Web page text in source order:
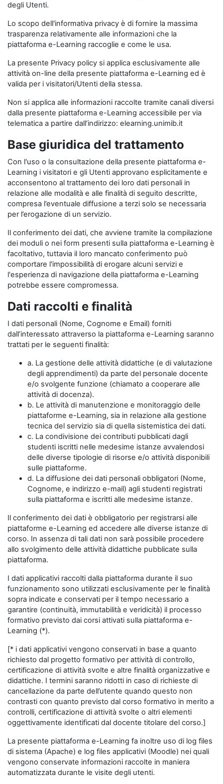
degli Utenti.
Lo scopo dell'informativa privacy è di fornire la massima
trasparenza relativamente alle informazioni che la
piattaforma e-Learning raccoglie e come le usa.
La presente Privacy policy si applica esclusivamente alle
attività on-line della presente piattaforma e-Learning ed è
valida per i visitatori/Utenti della stessa.
Non si applica alle informazioni raccolte tramite canali diversi
dalla presente piattaforma e-Learning accessibile per via
telematica a partire dall’indirizzo: elearning.unimib.it
Base giuridica del trattamento
Con l'uso o la consultazione della presente piattaforma e-
Learning i visitatori e gli Utenti approvano esplicitamente e
acconsentono al trattamento dei loro dati personali in
relazione alle modalità e alle finalità di seguito descritte,
compresa l’eventuale diffusione a terzi solo se necessaria
per l’erogazione di un servizio.
Il conferimento dei dati, che avviene tramite la compilazione
dei moduli o nei form presenti sulla piattaforma e-Learning è
facoltativo, tuttavia il loro mancato conferimento può
comportare l'impossibilità di erogare alcuni servizi e
l'esperienza di navigazione della piattaforma e-Learning
potrebbe essere compromessa.
Dati raccolti e finalità
I dati personali (Nome, Cognome e Email) forniti
dall’interessato attraverso la piattaforma e-Learning saranno
trattati per le seguenti finalità:
a. La gestione delle attività didattiche (e di valutazione
degli apprendimenti) da parte del personale docente
e/o svolgente funzione (chiamato a cooperare alle
attività di docenza).
b. Le attività di manutenzione e monitoraggio delle
piattaforme e-Learning, sia in relazione alla gestione
tecnica del servizio sia di quella sistemistica dei dati.
c. La condivisione dei contributi pubblicati dagli
studenti iscritti nelle medesime istanze avvalendosi
delle diverse tipologie di risorse e/o attività disponibili
sulle piattaforme.
d. La diffusione dei dati personali obbligatori (Nome,
Cognome, e indirizzo e-mail) agli studenti registrati
sulla piattaforma e iscritti alle medesime istanze.
Il conferimento dei dati è obbligatorio per registrarsi alle
piattaforme e-Learning ed accedere alle diverse istanze di
corso. In assenza di tali dati non sarà possibile procedere
allo svolgimento delle attività didattiche pubblicate sulla
piattaforma.
I dati applicativi raccolti dalla piattaforma durante il suo
funzionamento sono utilizzati esclusivamente per le finalità
sopra indicate e conservati per il tempo necessario a
garantire (continuità, immutabilità e veridicità) il processo
formativo previsto dai corsi attivati sulla piattaforma e-
Learning (*).
[* i dati applicativi vengono conservati in base a quanto
richiesto dal progetto formativo per attività di controllo,
certificazione di attività svolte e altre finalità organizzative e
didattiche. I termini saranno ridotti in caso di richieste di
cancellazione da parte dell’utente quando questo non
contrasti con quanto previsto dal corso formativo in merito a
controlli, certificazione di attività svolte o altri elementi
oggettivamente identificati dal docente titolare del corso.]
La presente piattaforma e-Learning fa inoltre uso di log files
di sistema (Apache) e log files applicativi (Moodle) nei quali
vengono conservate informazioni raccolte in maniera
automatizzata durante le visite degli utenti.